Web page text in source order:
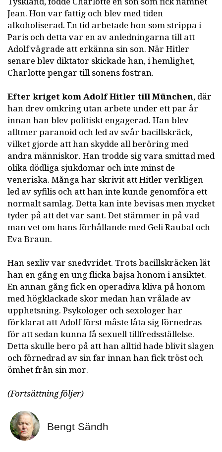
Jean. Hon var fattig och blev med tiden
alkoholiserad. En tid arbetade hon som strippa i
Paris och detta var en av anledningarna till att
Adolf vägrade att erkänna sin son. När Hitler
senare blev diktator skickade han, i hemlighet,
Charlotte pengar till sonens fostran.
Efter kriget kom Adolf Hitler till München, där
han drev omkring utan arbete under ett par år
innan han blev politiskt engagerad. Han blev
alltmer paranoid och led av svår bacillskräck,
vilket gjorde att han skydde all beröring med
andra människor. Han trodde sig vara smittad med
olika dödliga sjukdomar och inte minst de
veneriska. Många har skrivit att Hitler verkligen
led av syfilis och att han inte kunde genomföra ett
normalt samlag. Detta kan inte bevisas men mycket
tyder på att det var sant. Det stämmer in på vad
man vet om hans förhållande med Geli Raubal och
Eva Braun.
Han sexliv var snedvridet. Trots bacillskräcken lät
han en gång en ung flicka bajsa honom i ansiktet.
En annan gång fick en operadiva kliva på honom
med högklackade skor medan han vrålade av
upphetsning. Psykologer och sexologer har
förklarat att Adolf först måste låta sig förnedras
för att sedan kunna få sexuell tillfredsställelse.
Detta skulle bero på att han alltid hade blivit slagen
och förnedrad av sin far innan han fick tröst och
ömhet från sin mor.
(Fortsättning följer)
Bengt Sändh